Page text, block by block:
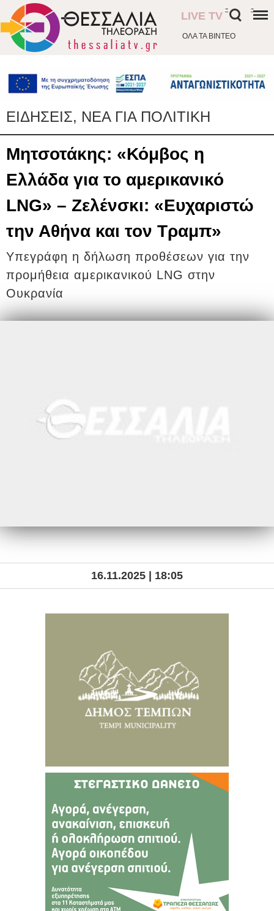
ΟΛΑ ΤΑ ΒΙΝΤΕΟ
LIVE TV
- -
ΕΙΔΗΣΕΙΣ, ΝΕΑ ΓΙΑ ΠΟΛΙΤΙΚΗ
Μητσοτάκης: «Κόμβος η
Ελλάδα για το αμερικανικό
LNG» – Ζελένσκι: «Ευχαριστώ
την Αθήνα και τον Τραμπ»
Υπεγράφη η δήλωση προθέσεων για την
προμήθεια αμερικανικού LNG στην
Ουκρανία
16.11.2025 | 18:05